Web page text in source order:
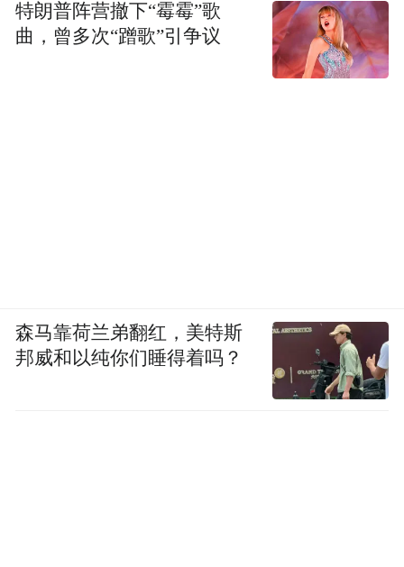
特朗普阵营撤下“霉霉”歌
曲，曾多次“蹭歌”引争议
森马靠荷兰弟翻红，美特斯
邦威和以纯你们睡得着吗？